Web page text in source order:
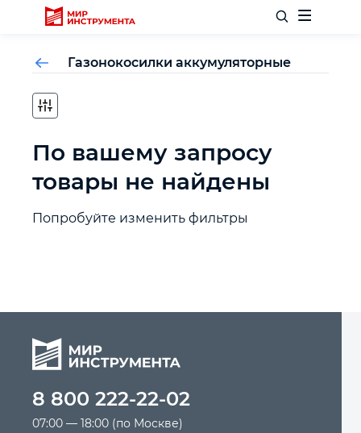
Отделочный инструмент
Слесарный инструмент
Столярный инструмент
Силовое оборудование
Автомобильный инструмент
Газонокосилки аккумуляторные
По вашему запросу
товары не найдены
Попробуйте изменить фильтры
8 800 222-22-02
07:00 — 18:00 (по Москве)